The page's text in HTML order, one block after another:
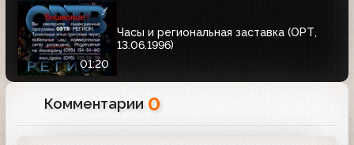
01:20
Часы и региональная заставка (ОРТ,
13.06.1996)
Комментарии 0